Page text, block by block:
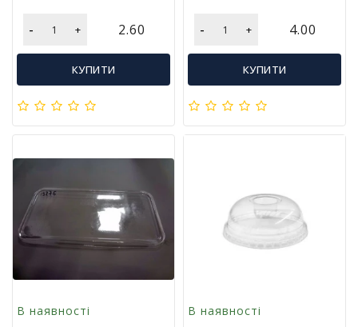
и
л
я
і
п
н
т
т
- + 2.60
КУПИТИ
- + 4.00
КУПИТИ
В наявності В наявності